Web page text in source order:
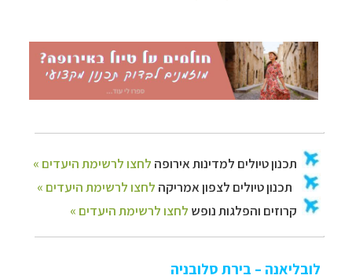
לובליאנה – בירת סלובניה